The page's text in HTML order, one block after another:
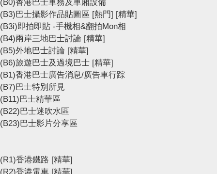
(B0)香港巴士車務及車廂設備
(B3)巴士攝影作品貼圖區 [熱門] [精華]
(B3i)即拍即貼 -手機相&翻拍Mon相
(B4)兩岸三地巴士討論 [精華]
(B5)外地巴士討論 [精華]
(B6)旅遊巴士及過境巴士 [精華]
(B1)香港巴士廣告消息/廣告車行踪
(B7)巴士特別所見
(B11)巴士精華區
(B22)巴士迷吹水區
(B23)巴士影片分享區
(R1)香港鐵路 [精華]
(R2)香港電車 [精華]